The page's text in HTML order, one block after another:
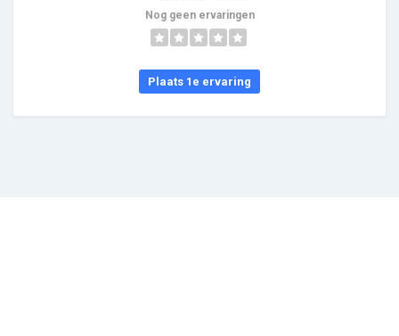
Nog geen ervaringen
Plaats 1e ervaring